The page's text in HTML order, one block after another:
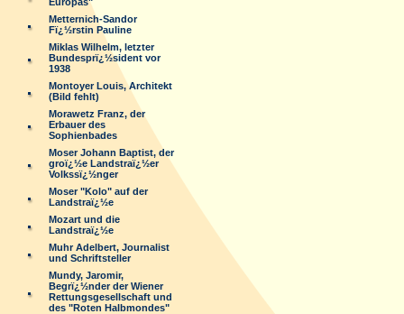
Metternich-Sandor
Fï¿½rstin Pauline
Miklas Wilhelm, letzter
Bundesprï¿½sident vor
1938
Montoyer Louis, Architekt
(Bild fehlt)
Morawetz Franz, der
Erbauer des
Sophienbades
Moser Johann Baptist, der
groï¿½e Landstraï¿½er
Volkssï¿½nger
Moser "Kolo" auf der
Landstraï¿½e
Mozart und die
Landstraï¿½e
Muhr Adelbert, Journalist
und Schriftsteller
Mundy, Jaromir,
Begrï¿½nder der Wiener
Rettungsgesellschaft und
des "Roten Halbmondes"